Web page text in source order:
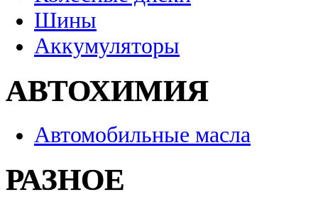
Шины
Аккумуляторы
АВТОХИМИЯ
Автомобильные масла
РАЗНОЕ